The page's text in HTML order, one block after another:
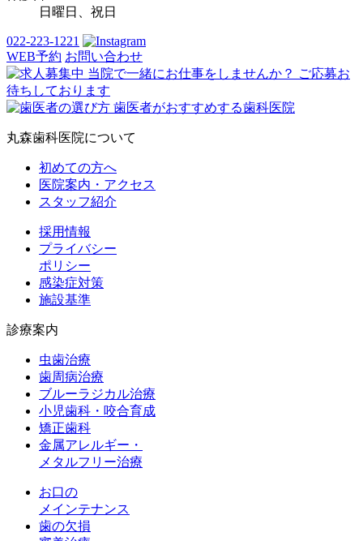
日曜日、祝日
022-223-1221
WEB予約 お問い合わせ
丸森歯科医院について
初めての方へ
医院案内・アクセス
スタッフ紹介
採用情報
プライバシー
ポリシー
感染症対策
施設基準
診療案内
虫歯治療
歯周病治療
ブルーラジカル治療
小児歯科・咬合育成
矯正歯科
金属アレルギー・
メタルフリー治療
お口の
メインテナンス
歯の欠損